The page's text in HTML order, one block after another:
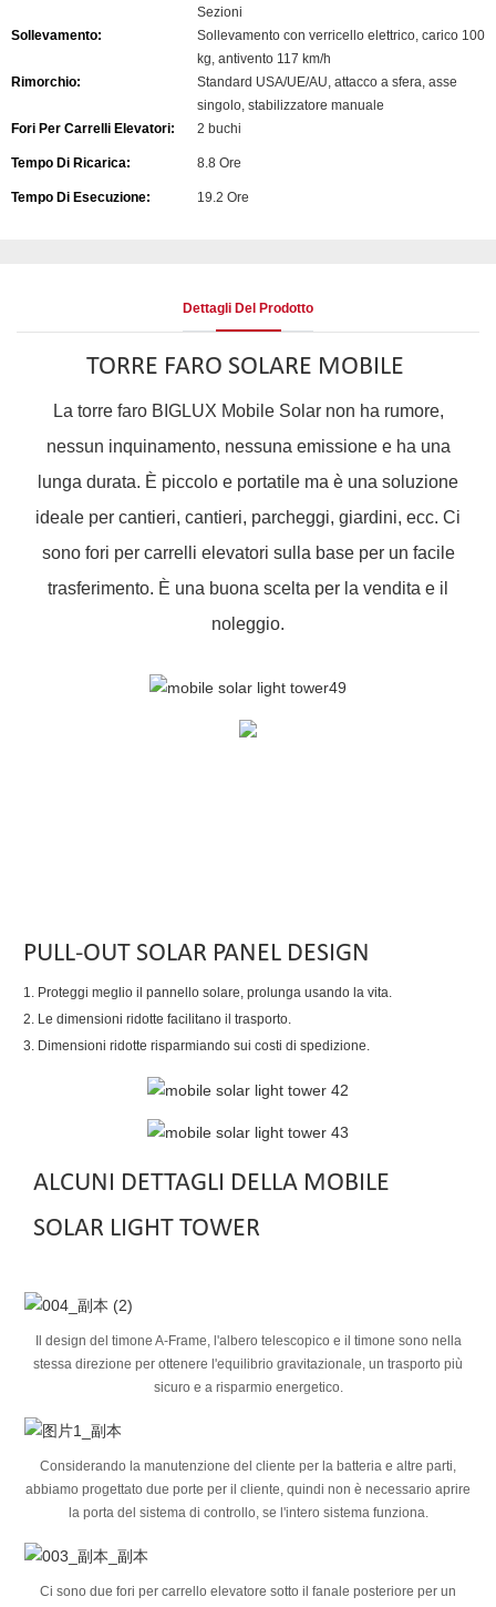
Sezioni
Sollevamento:
Sollevamento con verricello elettrico, carico 100
kg, antivento 117 km/h
Rimorchio:
Standard USA/UE/AU, attacco a sfera, asse
singolo, stabilizzatore manuale
Fori Per Carrelli Elevatori:
2 buchi
Tempo Di Ricarica: 8.8 Ore
Tempo Di Esecuzione: 19.2 Ore
Dettagli Del Prodotto
TORRE FARO SOLARE MOBILE
La torre faro BIGLUX Mobile Solar non ha rumore,
nessun inquinamento, nessuna emissione e ha una
lunga durata. È piccolo e portatile ma è una soluzione
ideale per cantieri, cantieri, parcheggi, giardini, ecc. Ci
sono fori per carrelli elevatori sulla base per un facile
trasferimento. È una buona scelta per la vendita e il
noleggio.
PULL-OUT SOLAR PANEL DESIGN
1. Proteggi meglio il pannello solare, prolunga usando la vita.
2. Le dimensioni ridotte facilitano il trasporto.
3. Dimensioni ridotte risparmiando sui costi di spedizione.
ALCUNI DETTAGLI DELLA MOBILE
SOLAR LIGHT TOWER
Il design del timone A-Frame, l'albero telescopico e il timone sono nella
stessa direzione per ottenere l'equilibrio gravitazionale, un trasporto più
sicuro e a risparmio energetico.
Considerando la manutenzione del cliente per la batteria e altre parti,
abbiamo progettato due porte per il cliente, quindi non è necessario aprire
la porta del sistema di controllo, se l'intero sistema funziona.
Ci sono due fori per carrello elevatore sotto il fanale posteriore per un